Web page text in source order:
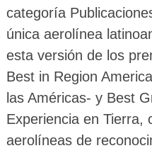
categoría
única aerolínea
esta versión de los
Best in Region
las Américas- y Best
Experiencia en Tierra,
aerolíneas de